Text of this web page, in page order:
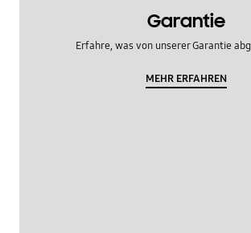
Garantie
Erfahre, was von unserer Garantie
MEHR ERFAHREN